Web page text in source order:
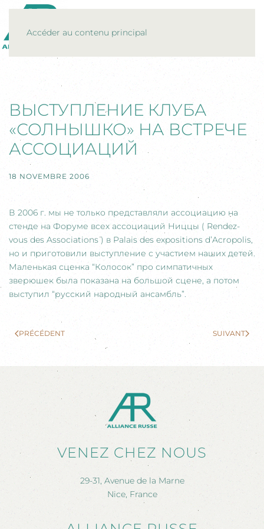
Accéder au contenu principal
ВЫСТУПЛЕНИЕ КЛУБА
«СОЛНЫШКО» НА ВСТРЕЧЕ
АССОЦИАЦИЙ
18 NOVEMBRE 2006
В 2006 г. мы не только представляли ассоциацию на
стенде на Форуме всех ассоциаций Ниццы ( Rendez-
vous des Associations ) в Palais des expositions d’Acropolis,
но и приготовили выступление с участием наших детей.
Маленькая сценка “Колосок” про симпатичных
зверюшек была показана на большой сцене, а потом
выступил “русский народный ансамбль”.
PRÉCÉDENT SUIVANT
VENEZ CHEZ NOUS
29-31, Avenue de la Marne
Nice, France